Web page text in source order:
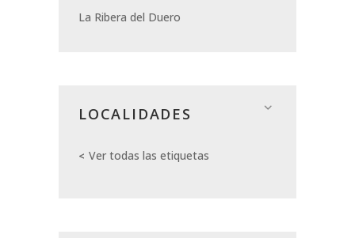
La Ribera del Duero
LOCALIDADES
Ver todas las etiquetas